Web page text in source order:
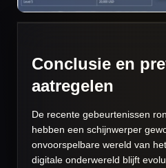
Conclusie en
aatregelen
De recente gebeurtenissen
hebben een schijnwerper
onvoorspelbare wereld van
digitale onderwereld blijft